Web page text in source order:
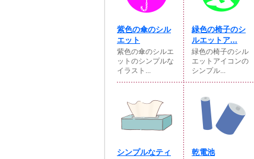
紫色の傘のシル
エット
紫色の傘のシルエ
ットのシンプルな
イラスト...
緑色の椅子のシ
ルエットア...
緑色の椅子のシル
エットアイコンの
シンプル...
シンプルなティ
乾電池